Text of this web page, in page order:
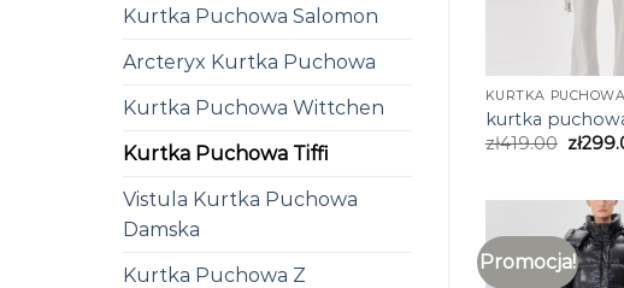
Kurtka Puchowa Salomon
Arcteryx Kurtka Puchowa
Kurtka Puchowa Wittchen
Kurtka Puchowa Tiffi
Vistula Kurtka Puchowa
Damska
Kurtka Puchowa Z
KURTKA
kurtka
zł419.00 zł
Promocja!